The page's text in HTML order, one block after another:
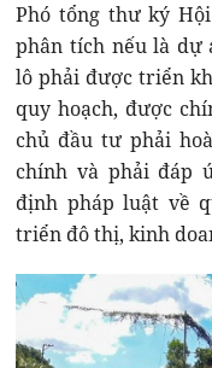
Phó tổng thư ký
phân tích nếu là dự
lô phải được triển
quy hoạch, được
chủ đầu tư phải
chính và phải đáp
định pháp luật về
triển đô thị, kinh